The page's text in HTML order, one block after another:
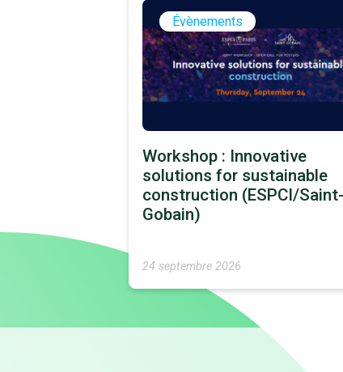
Évènements
Workshop : Innovative
solutions for sustainable
construction (ESPCI/Saint-
Gobain)
24 septembre 2026